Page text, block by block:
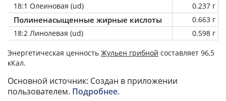
18:1 Олеиновая (ud)
0.237 г
Полиненасыщенные жирные кислоты
0.663 г
18:2 Линолевая (ud)
0.598 г
Энергетическая ценность Жульен грибной составляет 96,5
кКал.
Основной источник: Создан в приложении
пользователем. Подробнее.